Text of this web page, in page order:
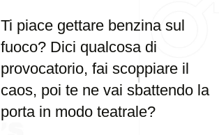
Ti piace gettare benzina sul
fuoco? Dici qualcosa di
provocatorio, fai scoppiare il
caos, poi te ne vai sbattendo la
porta in modo teatrale?